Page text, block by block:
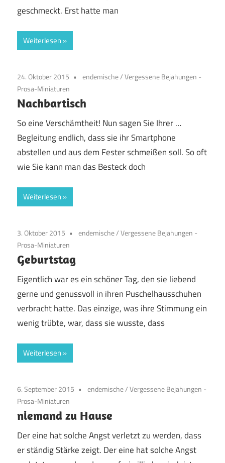
geschmeckt. Erst hatte man
Weiterlesen
24. Oktober 2015 endemische/Vergessene Bejahungen -
Prosa-Miniaturen
Nachbartisch
So eine Verschämtheit! Nun sagen Sie Ihrer …
Begleitung endlich, dass sie ihr Smartphone
abstellen und aus dem Fester schmeißen soll. So oft
wie Sie kann man das Besteck doch
Weiterlesen
3. Oktober 2015 endemische/Vergessene Bejahungen -
Prosa-Miniaturen
Geburtstag
Eigentlich war es ein schöner Tag, den sie liebend
gerne und genussvoll in ihren Puschelhausschuhen
verbracht hatte. Das einzige, was ihre Stimmung ein
wenig trübte, war, dass sie wusste, dass
Weiterlesen
6. September 2015 endemische/Vergessene Bejahungen -
Prosa-Miniaturen
niemand zu Hause
Der eine hat solche Angst verletzt zu werden, dass
er ständig Stärke zeigt. Der eine hat solche Angst